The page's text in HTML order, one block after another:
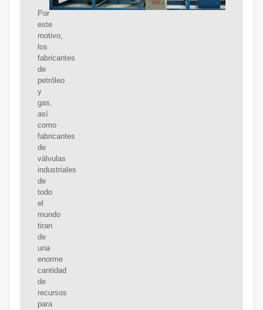
Por
este
motivo,
los
fabricantes
de
petróleo
y
gas,
así
como
fabricantes
de
válvulas
industriales
de
todo
el
mundo
tiran
de
una
enorme
cantidad
de
recursos
para